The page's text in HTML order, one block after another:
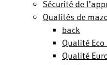
Sécurité de
Qualités de
back
Qualité
Qualité